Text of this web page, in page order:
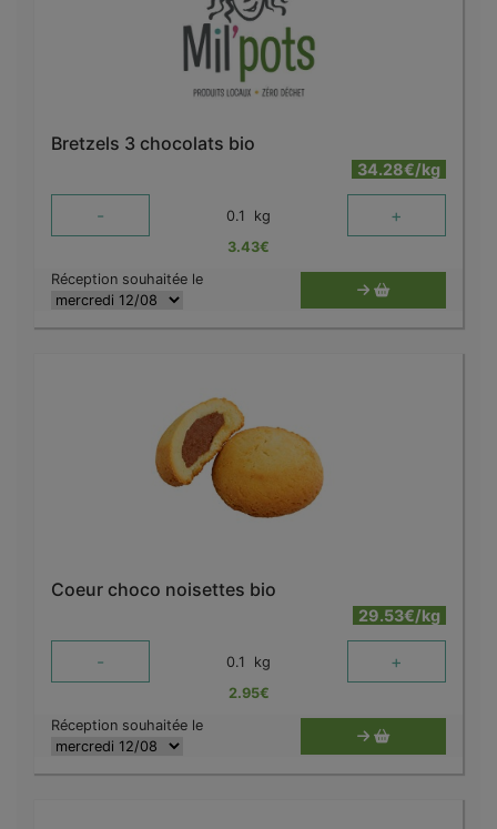
Bretzels 3 chocolats bio
34.28€/kg
- 0.1 kg +
3.43€
Réception souhaitée le
Coeur choco noisettes bio
29.53€/kg
- 0.1 kg +
2.95€
Réception souhaitée le